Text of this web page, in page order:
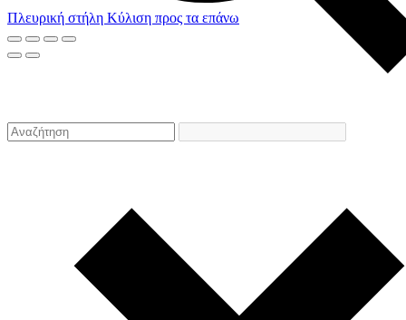
Πλευρική στήλη Κύλιση προς τα επάνω